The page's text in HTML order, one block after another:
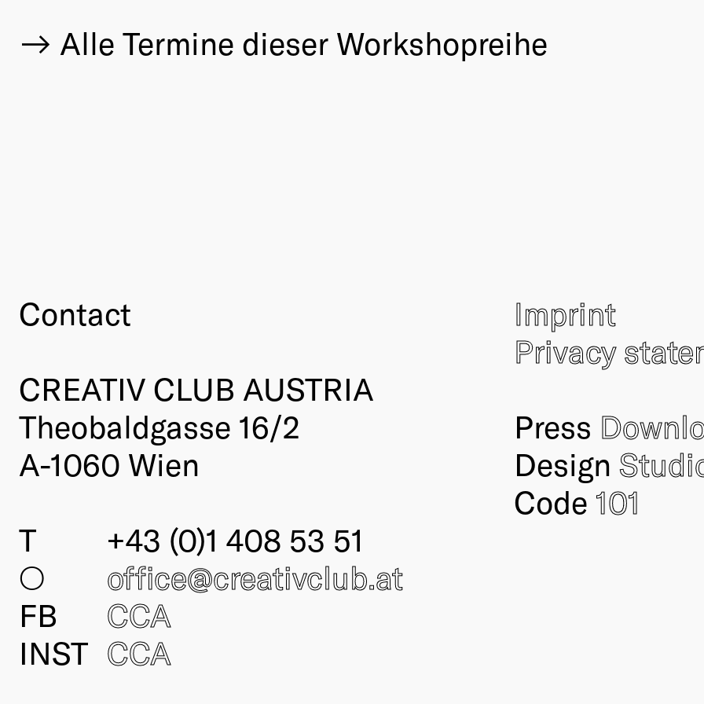
Alle Termine dieser Workshopreihe
Contact
CREATIV CLUB AUSTRIA
Theobaldgasse 16/2
A-1060 Wien
T
+43 (0)1 408 53 51
○
office@creativclub.at
FB
CCA
INST CCA
Imprint
Privacy
Press
Design
Code 101